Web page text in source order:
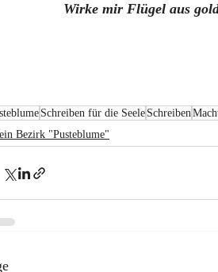
Wirke mir Flügel aus
Schreiben für die Seele Schreiben
Bezirk "Pusteblume"